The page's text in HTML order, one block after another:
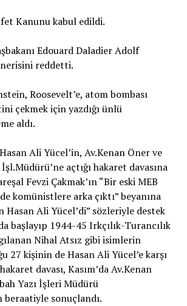
Kanunu kabul edildi.
Edouard Daladier Adolf
reddetti.
Roosevelt’e, atom bombası
çekmek için yazdığı ünlü
aldı.
Ali Yücel’in, Av.Kenan Öner ve
açtığı hakaret davasına
Fevzi Çakmak’ın “Bir eski MEB
komünistlere arka çıktı” beyanına
Hasan Ali Yücel’di” sözleriyle destek
başlayıp 1944-45 Irkçılık-Turancılık
Nihal Atsız gibi isimlerin
27 kişinin de Hasan Ali Yücel’e karşı
davası, Kasım’da Av.Kenan
Yazı İşleri Müdürü
beraatiyle sonuçlandı.